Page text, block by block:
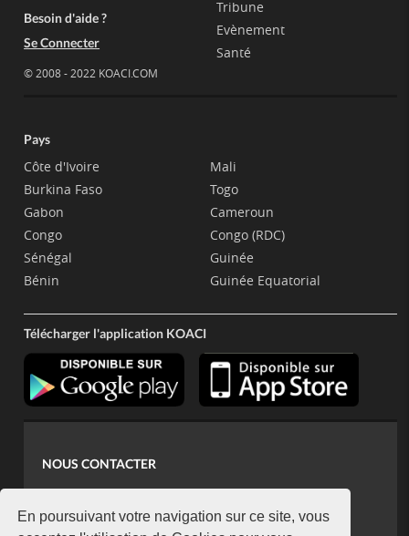
En poursuivant votre navigation sur ce site, vous
Besoin d'aide ?
Se Connecter
© 2008 - 2022 KOACI.COM
Tribune
Evènement
Santé
Pays
Côte d'Ivoire
Burkina Faso
Gabon
Congo
Sénégal
Bénin
Mali
Togo
Cameroun
Congo (RDC)
Guinée
Guinée Equatorial
Télécharger l'application KOACI
NOUS CONTACTER
koaci@yahoo.fr